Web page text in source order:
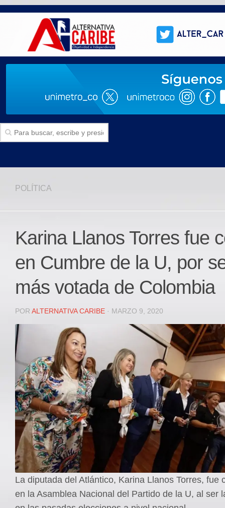
Politica
Deportes
JUDICIAL
REGIONAL
DEPARTAMENTAL
Internacional
Contactenos
facebook
Twitter
Instagram
Registro ISSN: 2711-3299
POLÍTICA
Karina Llanos Torres fue
en Cumbre de la U, por
más votada de Colombia
POR ALTERNATIVA CARIBE · MARZO 9, 2020
La diputada del Atlántico, Karina Llanos Torres, fue
en la Asamblea Nacional del Partido de la U, al ser